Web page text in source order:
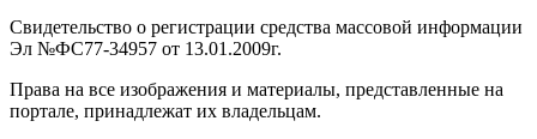
Свидетельство о регистрации средства массовой информации
Эл №ФС77-34957 от 13.01.2009г.
Права на все изображения и материалы, представленные на
портале, принадлежат их владельцам.